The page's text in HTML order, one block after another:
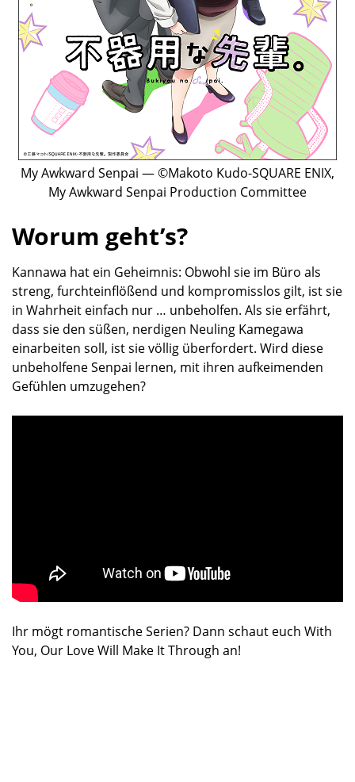
My Awkward Senpai — ©Makoto Kudo-SQUARE ENIX,
My Awkward Senpai Production Committee
Worum geht’s?
Kannawa hat ein Geheimnis: Obwohl sie im Büro als
streng, furchteinflößend und kompromisslos gilt, ist sie
in Wahrheit einfach nur … unbeholfen. Als sie erfährt,
dass sie den süßen, nerdigen Neuling Kamegawa
einarbeiten soll, ist sie völlig überfordert. Wird diese
unbeholfene Senpai lernen, mit ihren aufkeimenden
Gefühlen umzugehen?
Ihr mögt romantische Serien? Dann schaut euch With
You, Our Love Will Make It Through an!